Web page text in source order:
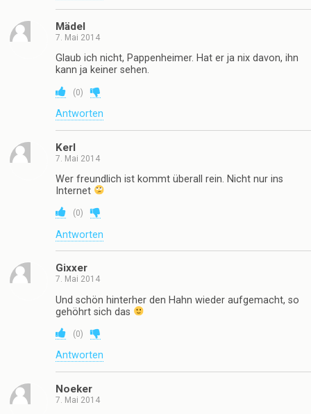
Mädel
7. Mai 2014
Glaub ich nicht, Pappenheimer. Hat er ja nix davon, ihn
kann ja keiner sehen.
(0)
Antworten
Kerl
7. Mai 2014
Wer freundlich ist kommt überall rein. Nicht nur ins
Internet
(0)
Antworten
Gixxer
7. Mai 2014
Und schön hinterher den Hahn wieder aufgemacht, so
gehöhrt sich das
(0)
Antworten
Noeker
7. Mai 2014